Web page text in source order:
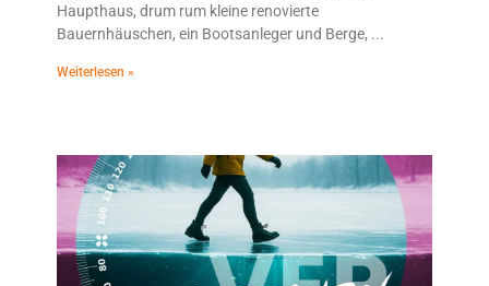
Haupthaus, drum rum kleine renovierte
Bauernhäuschen, ein Bootsanleger und Berge,
Weiterlesen »